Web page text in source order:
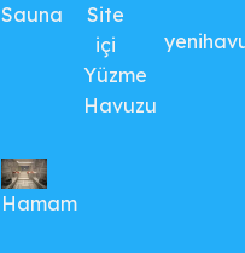
Sauna
Site
içi
Yüzme
Havuzu
Hamam